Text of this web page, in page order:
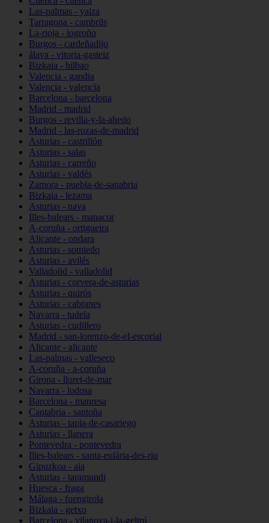
Las-palmas - yaiza
Tarragona - cambrils
La-rioja - logroño
Burgos - cardeñadijo
álava - vitoria-gasteiz
Bizkaia - bilbao
Valencia - gandia
Valencia - valencia
Barcelona - barcelona
Madrid - madrid
Burgos - revilla-y-la-ahedo
Madrid - las-rozas-de-madrid
Asturias - castrillón
Asturias - salas
Asturias - carreño
Asturias - valdés
Zamora - puebla-de-sanabria
Bizkaia - lezama
Asturias - nava
Illes-balears - manacor
A-coruña - ortigueira
Alicante - ondara
Asturias - somiedo
Asturias - avilés
Valladolid - valladolid
Asturias - corvera-de-asturias
Asturias - quirós
Asturias - cabranes
Navarra - tudela
Asturias - cudillero
Madrid - san-lorenzo-de-el-escorial
Alicante - alicante
Las-palmas - valleseco
A-coruña - a-coruña
Girona - lloret-de-mar
Navarra - lodosa
Barcelona - manresa
Cantabria - santoña
Asturias - tapia-de-casariego
Asturias - llanera
Pontevedra - pontevedra
Illes-balears - santa-eulària-des-riu
Gipuzkoa - aia
Asturias - taramundi
Huesca - fraga
Málaga - fuengirola
Bizkaia - getxo
Barcelona - vilanova-i-la-geltrú